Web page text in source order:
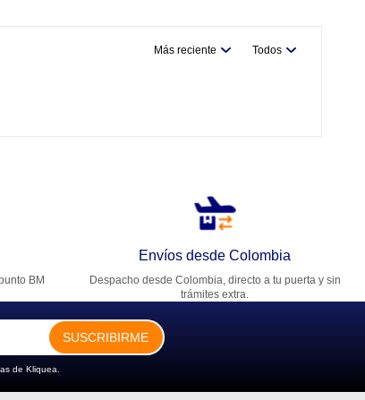
Más reciente Todos
BM
Envíos desde Colombia
Despacho desde Colombia, directo a tu puerta y sin
trámites extra.
SUSCRIBIRME
de Kliquea.